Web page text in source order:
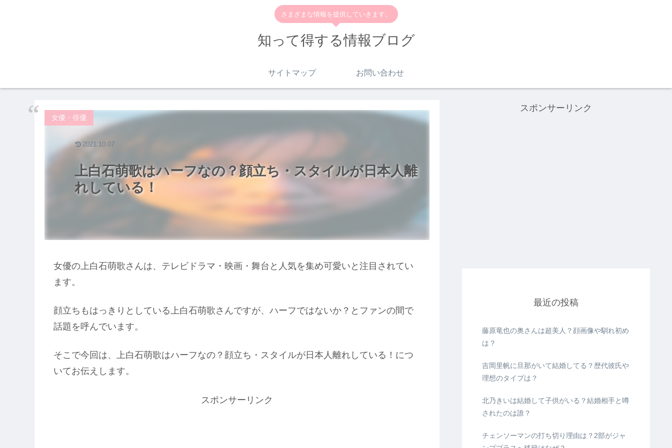
さまざまな情報を提供していきます。
知って得する情報ブログ
サイトマップ お問い合わせ
上白石萌歌はハーフなの？顔立ち・スタイルが日本人離
れしている！
女優・俳優
2021.10.07
女優の上白石萌歌さんは、テレビドラマ・映画・舞台と人気を集め可愛いと注目されてい
ます。
顔立ちもはっきりとしている上白石萌歌さんですが、ハーフではないか？とファンの間で
話題を呼んでいます。
そこで今回は、上白石萌歌はハーフなの？顔立ち・スタイルが日本人離れしている！につ
いてお伝えします。
スポンサーリンク
スポンサーリンク
最近の投稿
藤原竜也の奥さんは超美人？顔画像や馴れ初め
は？
吉岡里帆に旦那がいて結婚してる？歴代彼氏や
理想のタイプは？
北乃きいは結婚して子供がいる？結婚相手と噂
されたのは誰？
チェンソーマンの打ち切り理由は？2部がジャ